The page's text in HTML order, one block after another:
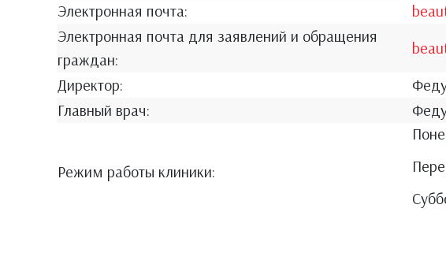
Электронная почта:
Электронная почта для заявлений и обращения
граждан:
Директор:
Главный врач:
Режим работы клиники: